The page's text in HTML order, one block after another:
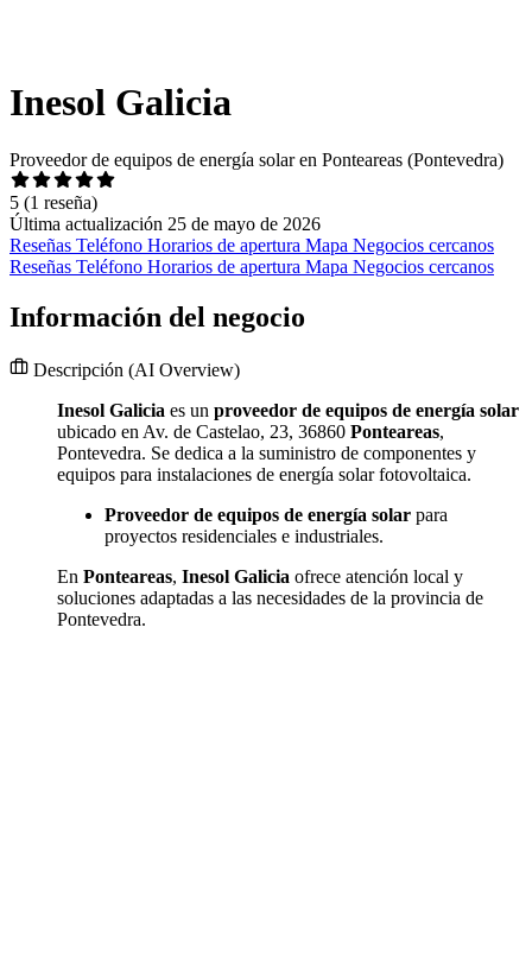
Inesol Galicia
Proveedor de equipos de energía solar en Ponteareas (Pontevedra)
5 (1 reseña)
Última actualización 25 de mayo de 2026
Reseñas Teléfono Horarios de apertura Mapa Negocios cercanos
Reseñas Teléfono Horarios de apertura Mapa Negocios cercanos
Información del negocio
Descripción (AI Overview)
Inesol Galicia es un proveedor de equipos de energía solar
ubicado en Av. de Castelao, 23, 36860 Ponteareas,
Pontevedra. Se dedica a la suministro de componentes y
equipos para instalaciones de energía solar fotovoltaica.
Proveedor de equipos de energía solar para
proyectos residenciales e industriales.
En Ponteareas, Inesol Galicia ofrece atención local y
soluciones adaptadas a las necesidades de la provincia de
Pontevedra.